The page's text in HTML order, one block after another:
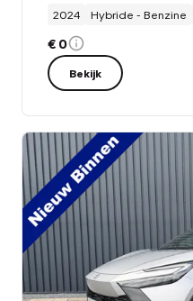
2024
Hybride - Benzine
€ 0
Bekijk